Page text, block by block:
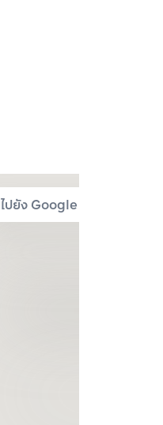
ไปยัง Google Map